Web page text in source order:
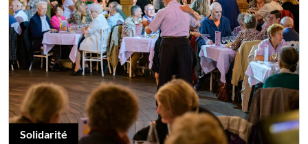
Solidarité